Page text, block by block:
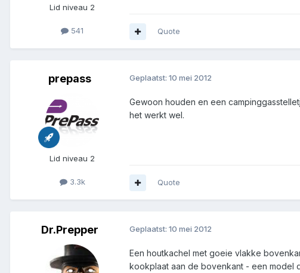
Lid niveau 2
541 Quote
prepass
Lid niveau 2
3.3k
Geplaatst: 10 mei 2012
Gewoon houden en een
het werkt wel.
Quote
Dr.Prepper Geplaatst: 10 mei 2012
Een houtkachel met goeie vlakke
kookplaat aan de bovenkant - een model